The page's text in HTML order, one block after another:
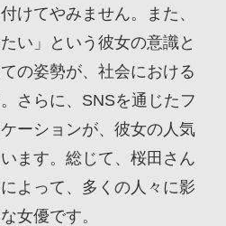
けてやみません。また、
い」という彼女の意識と
の姿勢が、社会における
さらに、SNSを通じたフ
ーションが、彼女の人気
ます。総じて、桜田さん
よって、多くの人々に影
女優です。